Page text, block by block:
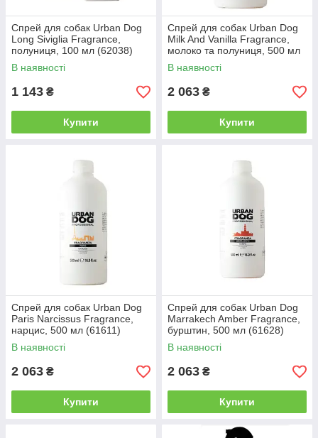
Спрей для собак Urban Dog
Long Siviglia Fragrance,
полуниця, 100 мл (62038)
В наявності
1 143 ₴
Купити
Спрей для собак Urban Dog
Milk And Vanilla Fragrance,
молоко та полуниця, 500 мл
(60119)
В наявності
2 063 ₴
Купити
Спрей для собак Urban Dog
Paris Narcissus Fragrance,
нарцис, 500 мл (61611)
В наявності
2 063 ₴
Купити
Спрей для собак Urban Dog
Marrakech Amber Fragrance,
бурштин, 500 мл (61628)
В наявності
2 063 ₴
Купити